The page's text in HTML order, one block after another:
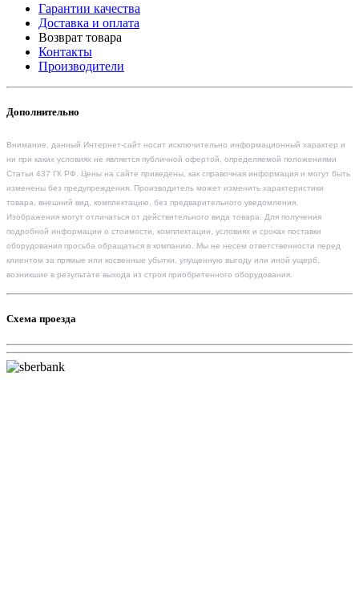
Гарантии качества
Доставка и оплата
Возврат товара
Контакты
Производители
Дополнительно
Внимание, данный Интернет-сайт носит исключительно информационный характер и
ни при каких условиях не является публичной офертой, определяемой положениями
Статьи 437 ГК РФ. Цены на сайте приведены, как справочная информация и могут быть
изменены без предупреждения. Производитель может изменить характеристики
товара, внешний вид, комплектацию, без предварительного уведомления.
Изображения могут отличаться от действительного вида товара. Для получения
подробной информации о стоимости, комплектации, условиях и сроках поставки
оборудования просьба обращаться в компанию. Мы не несем ответственности перед
клиентом за прямые или косвенные убытки, упущенную выгоду или иной ущерб,
возникшие в результате выхода из строя приобретенного оборудования.
Схема проезда